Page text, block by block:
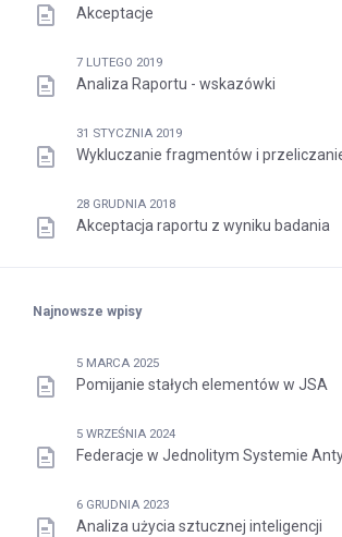
Akceptacje
7 LUTEGO 2019
Analiza Raportu - wskazówki
31 STYCZNIA 2019
Wykluczanie fragmentów i
28 GRUDNIA 2018
Akceptacja raportu z wyniku badania
Najnowsze wpisy
5 MARCA 2025
Pomijanie stałych elementów w JSA
5 WRZEŚNIA 2024
Federacje w Jednolitym Systemie
6 GRUDNIA 2023
Analiza użycia sztucznej inteligencji